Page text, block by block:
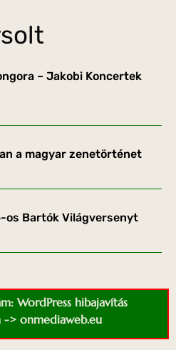
– Jakobi Koncertek
a magyar zenetörténet
os Bartók Világversenyt
WordPress hibajavítás
-> onmediaweb.eu